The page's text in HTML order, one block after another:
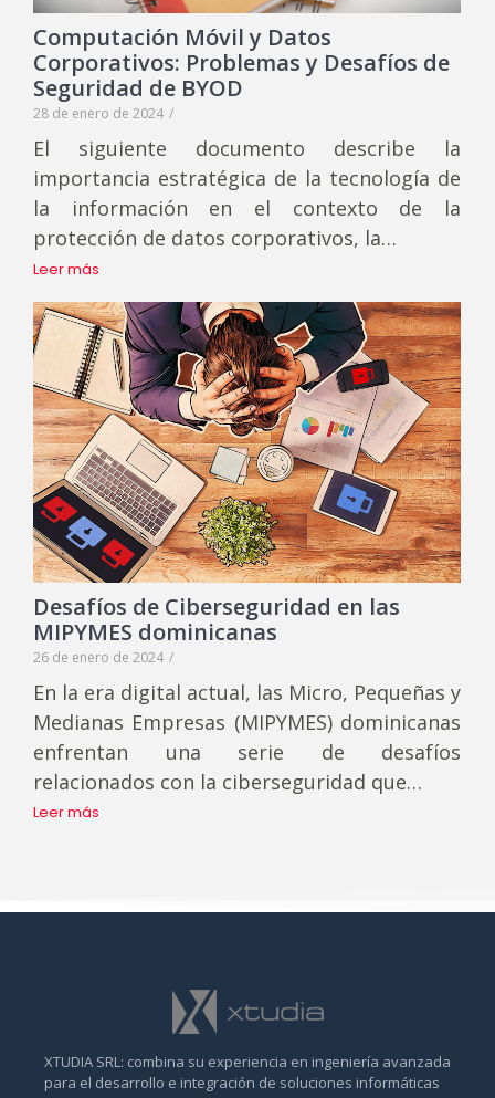
Computación Móvil y Datos
Corporativos: Problemas y Desafíos de
Seguridad de BYOD
28 de enero de 2024 /
El siguiente documento describe la
importancia estratégica de la tecnología de
la información en el contexto de la
protección de datos corporativos, la…
Leer más
Desafíos de Ciberseguridad en las
MIPYMES dominicanas
26 de enero de 2024 /
En la era digital actual, las Micro, Pequeñas y
Medianas Empresas (MIPYMES) dominicanas
enfrentan una serie de desafíos
relacionados con la ciberseguridad que…
Leer más
XTUDIA SRL: combina su experiencia en ingeniería avanzada
para el desarrollo e integración de soluciones informáticas